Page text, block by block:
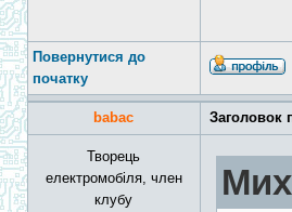
Повернутися до
початку
babac Заголовок
Творець
електромобіля, член
клубу